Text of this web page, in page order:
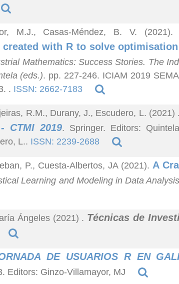
M.J., Casas-Méndez, B. V.
with R to solve
Mathematics: Success Stories. The
(eds.). pp. 227-246. ICIAM 2019
. ISSN: 2662-7183
R.M., Durany, J., Escudero, L. (2021)
CTMI 2019. Springer. Editors:
L.. ISSN: 2239-2688
P., Cuesta-Albertos, JA (2021). A
Learning and Modeling in Data Analysis
Ángeles (2021) . Técnicas de
DE USUARIOS R EN
Editors: Ginzo-Villamayor, MJ